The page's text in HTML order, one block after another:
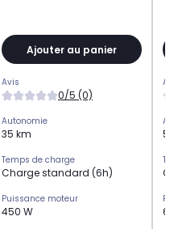
Ajouter au panier
Avis
0/5 (0)
Autonomie
35 km
Temps de charge
Charge standard (6h)
Puissance moteur
450 W
50